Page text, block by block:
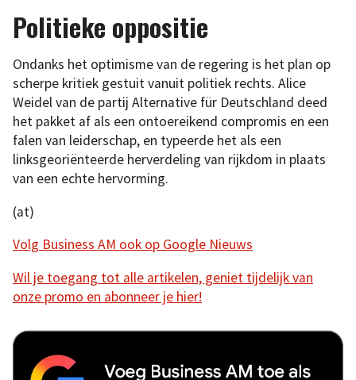
Politieke oppositie
Ondanks het optimisme van de regering is het plan op
scherpe kritiek gestuit vanuit politiek rechts. Alice
Weidel van de partij Alternative für Deutschland deed
het pakket af als een ontoereikend compromis en een
falen van leiderschap, en typeerde het als een
linksgeoriënteerde herverdeling van rijkdom in plaats
van een echte hervorming.
(at)
Volg Business AM ook op Google Nieuws
Wil je toegang tot alle artikelen, geniet tijdelijk van
onze promo en abonneer je hier!